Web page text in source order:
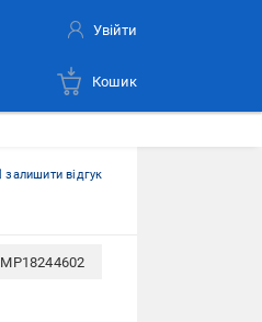
Увійти
Кошик
залишити відгук
MP18244602